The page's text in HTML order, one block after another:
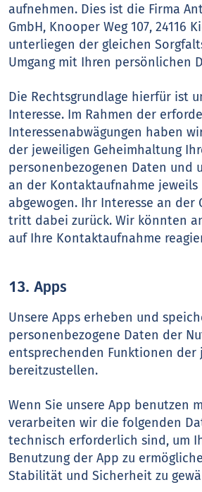
aufnehmen. Dies ist die Firma
GmbH, Knooper Weg 107, 24116
unterliegen der gleichen
Umgang mit Ihren persönlichen
Die Rechtsgrundlage hierfür ist
Interesse. Im Rahmen der
Interessenabwägungen haben
der jeweiligen Geheimhaltung
personenbezogenen Daten und
an der Kontaktaufnahme
abgewogen. Ihr Interesse an der
tritt dabei zurück. Wir könnten
auf Ihre Kontaktaufnahme
13. Apps
Unsere Apps erheben und
personenbezogene Daten der
entsprechenden Funktionen der
bereitzustellen.
Wenn Sie unsere App benutzen
verarbeiten wir die folgenden
technisch erforderlich sind, um
Benutzung der App zu
Stabilität und Sicherheit zu